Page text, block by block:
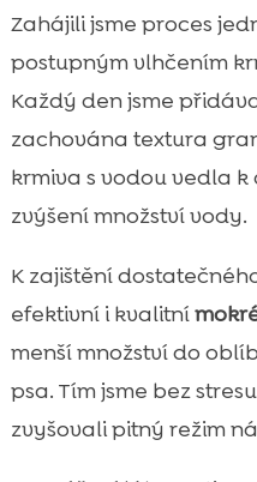
Zahájili jsme proces
postupným vlhčením
Každý den jsme
zachována textura
krmiva s vodou vedla
zvýšení množství vody.
K zajištění
efektivní i kvalitní
menší množství do
psa. Tím jsme bez
zvyšovali pitný režim